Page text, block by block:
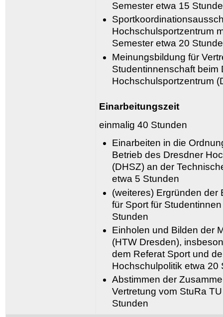
Semester etwa 15
Hochschulsportzentrum
Semester etwa 20
Meinungsbildung für
Studentinnenschaft beim
Hochschulsportzentrum
Einarbeitungszeit
einmalig 40 Stunden
Einarbeiten in die
Betrieb des Dresdner
(DHSZ) an der
etwa 5 Stunden
(weiteres) Ergründen der
für Sport für
Stunden
Einholen und Bilden der
(HTW Dresden),
dem Referat Sport und
Hochschulpolitik etwa 20
Abstimmen der
Vertretung vom StuRa
Stunden